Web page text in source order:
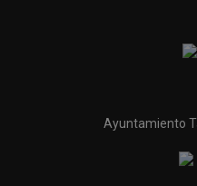
Ayuntamiento